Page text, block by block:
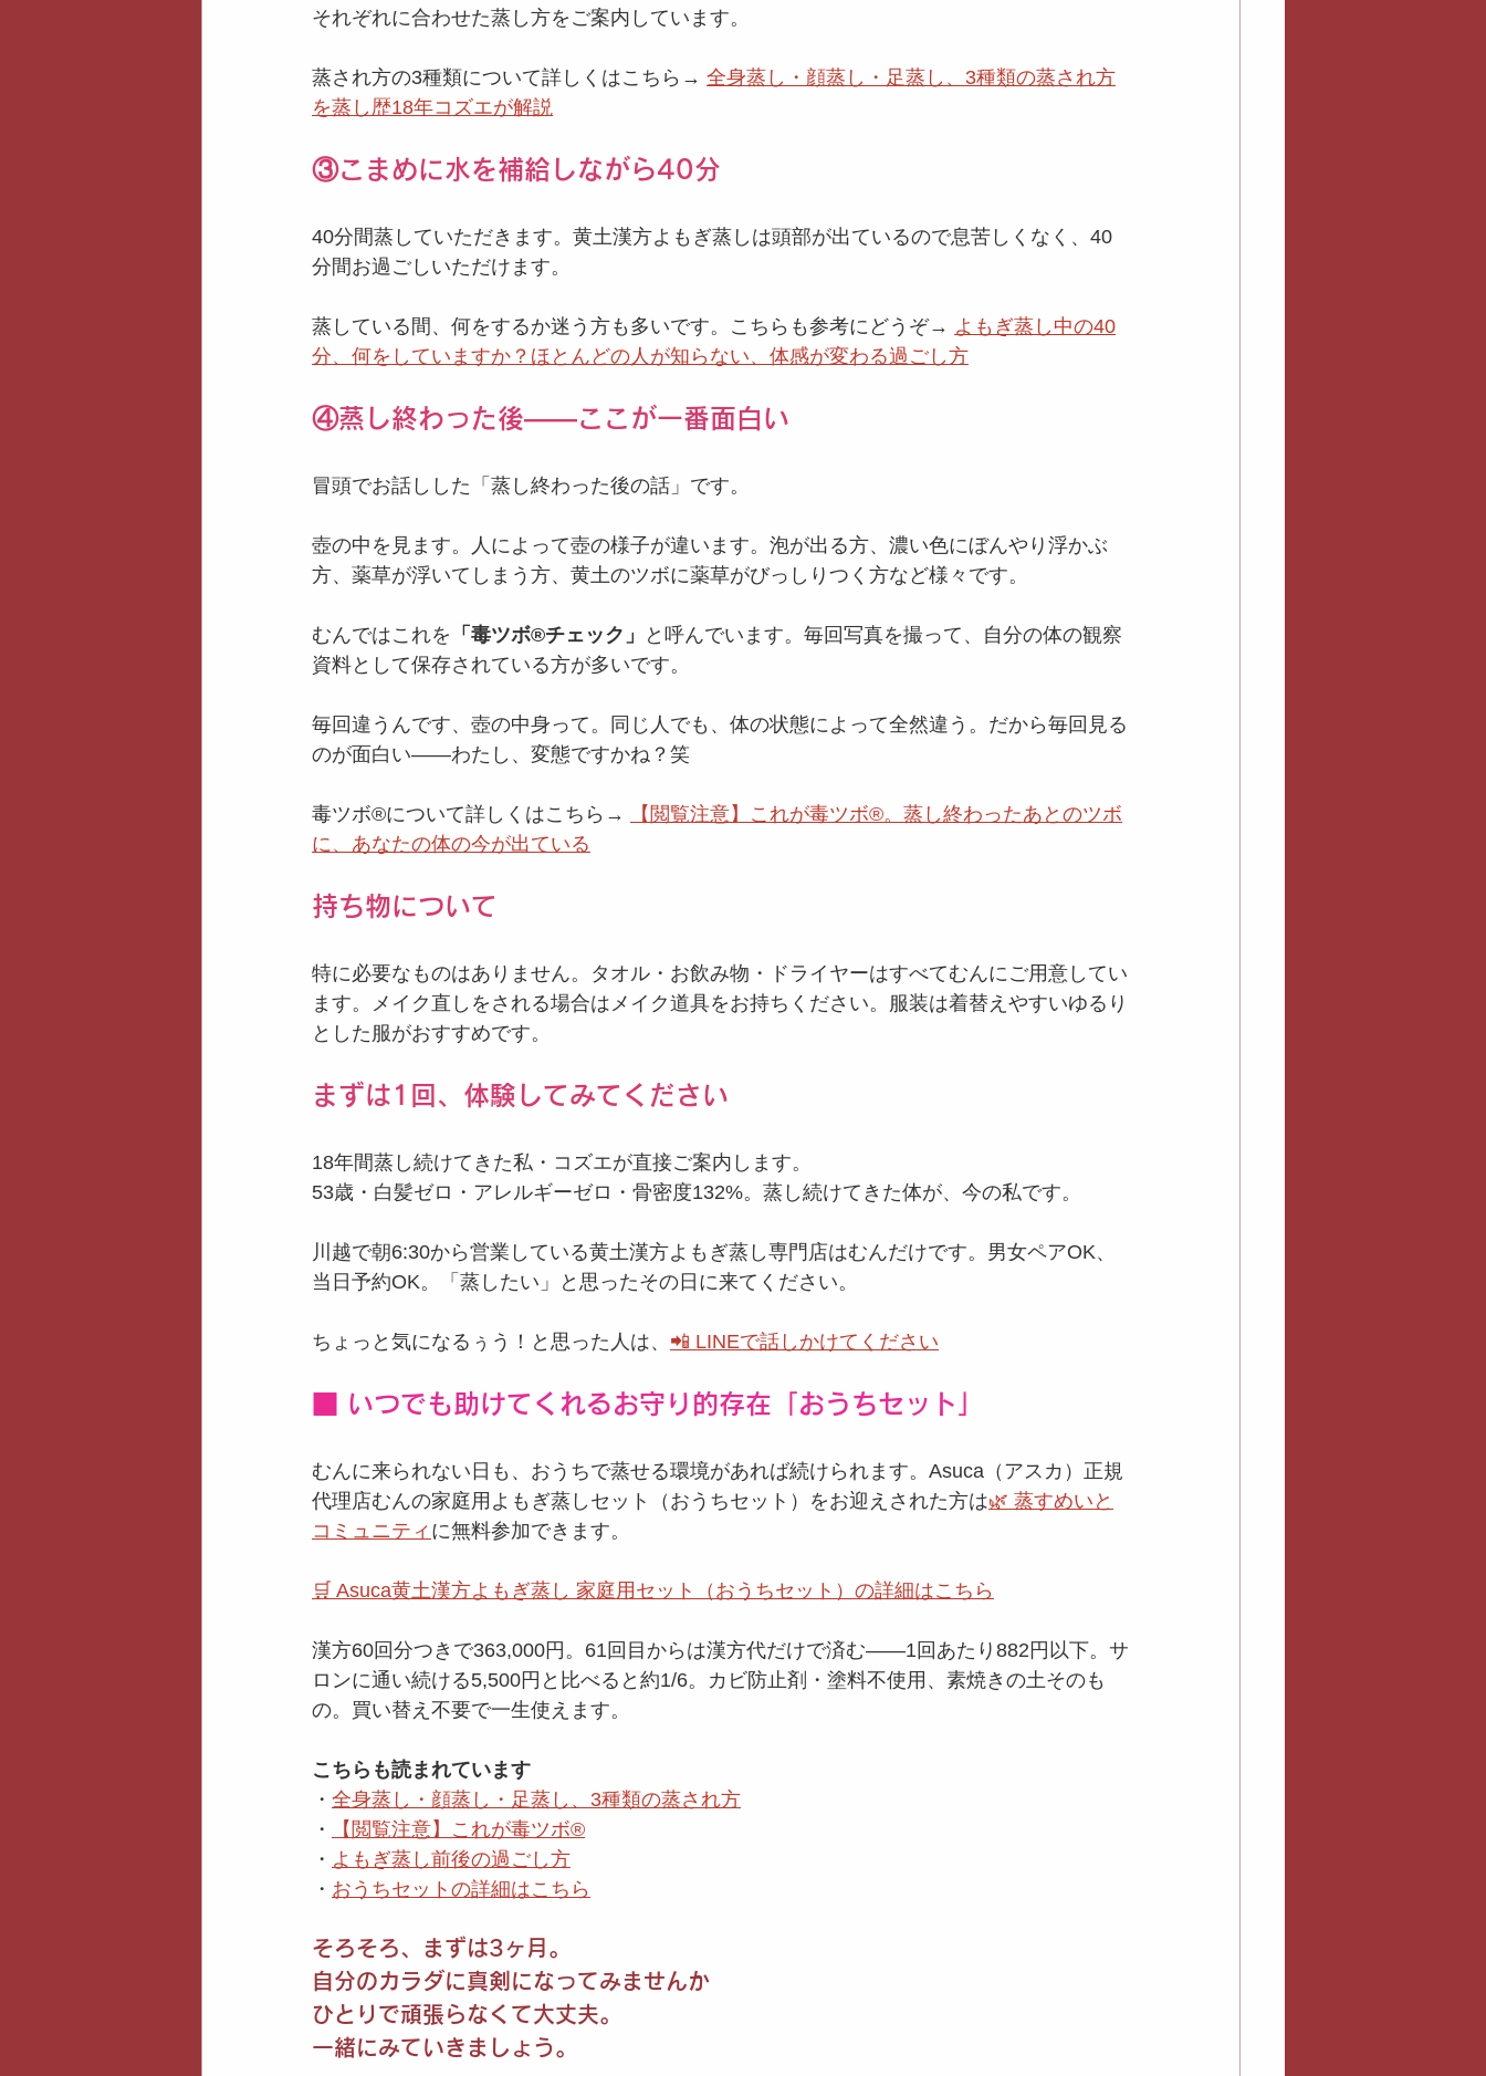
それぞれに合わせた蒸し方をご案内しています。
蒸され方の3種類について詳しくはこちら→ 全身蒸し・顔蒸し・足蒸し、3種類の蒸され方
を蒸し歴18年コズエが解説
③こまめに水を補給しながら40分
40分間蒸していただきます。黄土漢方よもぎ蒸しは頭部が出ているので息苦しくなく、40
分間お過ごしいただけます。
蒸している間、何をするか迷う方も多いです。こちらも参考にどうぞ→ よもぎ蒸し中の40
分、何をしていますか？ほとんどの人が知らない、体感が変わる過ごし方
④蒸し終わった後——ここが一番面白い
冒頭でお話しした「蒸し終わった後の話」です。
壺の中を見ます。人によって壺の様子が違います。泡が出る方、濃い色にぼんやり浮かぶ
方、薬草が浮いてしまう方、黄土のツボに薬草がびっしりつく方など様々です。
むんではこれを 「毒ツボ®️チェック」
と呼んでいます。毎回写真を撮って、自分の体の観察
資料として保存されている方が多いです。
毎回違うんです、壺の中身って。同じ人でも、体の状態によって全然違う。だから毎回見る
のが面白い——わたし、変態ですかね？笑
毒ツボ®️について詳しくはこちら→
【閲覧注意】これが毒ツボ®️。蒸し終わったあとのツボ
に、あなたの体の今が出ている
持ち物について
特に必要なものはありません。タオル・お飲み物・ドライヤーはすべてむんにご用意してい
ます。メイク直しをされる場合はメイク道具をお持ちください。服装は着替えやすいゆるり
とした服がおすすめです。
まずは1回、体験してみてください
18年間蒸し続けてきた私・コズエが直接ご案内します。
53歳・白髪ゼロ・アレルギーゼロ・骨密度132%。蒸し続けてきた体が、今の私です。
川越で朝6:30から営業している黄土漢方よもぎ蒸し専門店はむんだけです。男女ペアOK、
当日予約OK。「蒸したい」と思ったその日に来てください。
ちょっと気になるぅう！と思った人は、 📲 LINEで話しかけてください
■ いつでも助けてくれるお守り的存在「おうちセット」
むんに来られない日も、おうちで蒸せる環境があれば続けられます。Asuca（アスカ）正規
代理店むんの家庭用よもぎ蒸しセット（おうちセット）をお迎えされた方は🌿 蒸すめいと
コミュニティ に無料参加できます。
🛒 Asuca黄土漢方よもぎ蒸し 家庭用セット（おうちセット）の詳細はこちら
漢方60回分つきで363,000円。61回目からは漢方代だけで済む——1回あたり882円以下。サ
ロンに通い続ける5,500円と比べると約1/6。カビ防止剤・塗料不使用、素焼きの土そのも
の。買い替え不要で一生使えます。
こちらも読まれています
・ 全身蒸し・顔蒸し・足蒸し、3種類の蒸され方
・
【閲覧注意】これが毒ツボ®️
・ よもぎ蒸し前後の過ごし方
・ おうちセットの詳細はこちら
そろそろ、まずは3ヶ月。
自分のカラダに真剣になってみませんか
ひとりで頑張らなくて大丈夫。
一緒にみていきましょう。